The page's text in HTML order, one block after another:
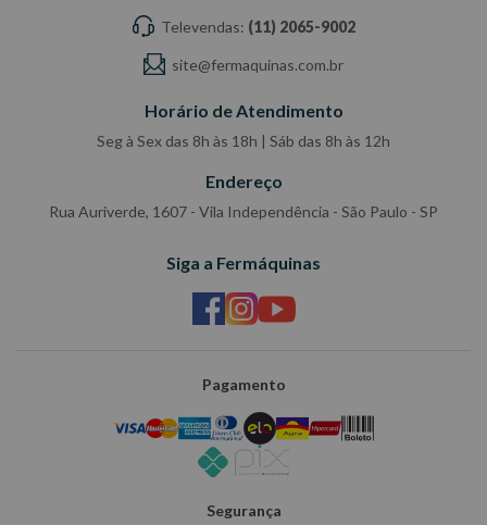
Televendas: (11) 2065-9002
site@fermaquinas.com.br
Horário de Atendimento
Seg à Sex das 8h às 18h | Sáb das 8h às 12h
Endereço
Rua Auriverde, 1607 - Vila Independência - São Paulo - SP
Siga a Fermáquinas
Pagamento
Segurança